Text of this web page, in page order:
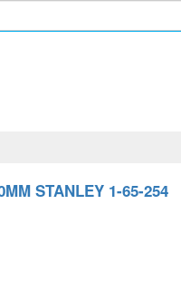
STANLEY 1-65-254